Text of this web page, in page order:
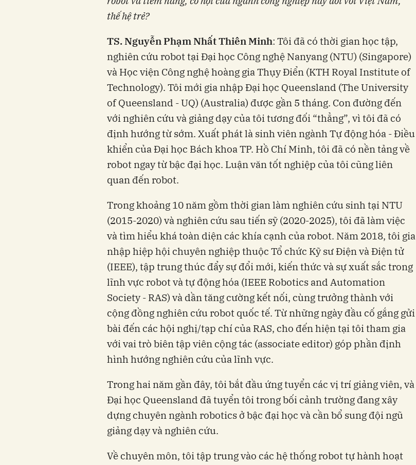
thế hệ trẻ?
TS.Nguyễn Phạm Nhất Thiên Minh: Tôi đã có thời gian học tập,
nghiên cứu robot tại Đại học Công nghệ Nanyang (NTU) (Singapore)
và Học viện Công nghệ hoàng gia Thụy Điển (KTH Royal Institute of
Technology). Tôi mới gia nhập Đại học Queensland (The University
of Queensland - UQ) (Australia) được gần 5 tháng. Con đường đến
với nghiên cứu và giảng dạy của tôi tương đối “thẳng”, vì tôi đã có
định hướng từ sớm. Xuất phát là sinh viên ngành Tự động hóa - Điều
khiển của Đại học Bách khoa TP. Hồ Chí Minh, tôi đã có nền tảng về
robot ngay từ bậc đại học. Luận văn tốt nghiệp của tôi cũng liên
quan đến robot.
Trong khoảng 10 năm gồm thời gian làm nghiên cứu sinh tại NTU
(2015-2020) và nghiên cứu sau tiến sỹ (2020-2025), tôi đã làm việc
và tìm hiểu khá toàn diện các khía cạnh của robot. Năm 2018, tôi gia
nhập hiệp hội chuyên nghiệp thuộc Tổ chức Kỹ sư Điện và Điện tử
(IEEE), tập trung thúc đẩy sự đổi mới, kiến thức và sự xuất sắc trong
lĩnh vực robot và tự động hóa (IEEE Robotics and Automation
Society - RAS) và dần tăng cường kết nối, cùng trưởng thành với
cộng đồng nghiên cứu robot quốc tế. Từ những ngày đầu cố gắng gửi
bài đến các hội nghị/tạp chí của RAS, cho đến hiện tại tôi tham gia
với vai trò biên tập viên cộng tác (associate editor) góp phần định
hình hướng nghiên cứu của lĩnh vực.
Trong hai năm gần đây, tôi bắt đầu ứng tuyển các vị trí giảng viên, và
Đại học Queensland đã tuyển tôi trong bối cảnh trường đang xây
dựng chuyên ngành robotics ở bậc đại học và cần bổ sung đội ngũ
giảng dạy và nghiên cứu.
Về chuyên môn, tôi tập trung vào các hệ thống robot tự hành hoạt